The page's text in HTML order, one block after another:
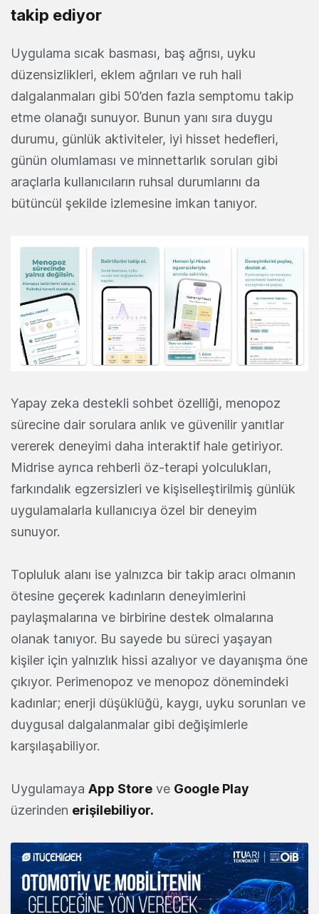
takip ediyor
Uygulama sıcak basması, baş ağrısı, uyku
düzensizlikleri, eklem ağrıları ve ruh hali
dalgalanmaları gibi 50’den fazla semptomu takip
etme olanağı sunuyor. Bunun yanı sıra duygu
durumu, günlük aktiviteler, iyi hisset hedefleri,
günün olumlaması ve minnettarlık soruları gibi
araçlarla kullanıcıların ruhsal durumlarını da
bütüncül şekilde izlemesine imkan tanıyor.
Yapay zeka destekli sohbet özelliği, menopoz
sürecine dair sorulara anlık ve güvenilir yanıtlar
vererek deneyimi daha interaktif hale getiriyor.
Midrise ayrıca rehberli öz-terapi yolculukları,
farkındalık egzersizleri ve kişiselleştirilmiş günlük
uygulamalarla kullanıcıya özel bir deneyim
sunuyor.
Topluluk alanı ise yalnızca bir takip aracı olmanın
ötesine geçerek kadınların deneyimlerini
paylaşmalarına ve birbirine destek olmalarına
olanak tanıyor. Bu sayede bu süreci yaşayan
kişiler için yalnızlık hissi azalıyor ve dayanışma öne
çıkıyor. Perimenopoz ve menopoz dönemindeki
kadınlar; enerji düşüklüğü, kaygı, uyku sorunları ve
duygusal dalgalanmalar gibi değişimlerle
karşılaşabiliyor.
Uygulamaya App Store ve Google Play
üzerinden erişilebiliyor.